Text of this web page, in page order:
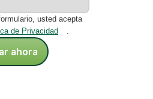
usted acepta
de Privacidad .
ahora